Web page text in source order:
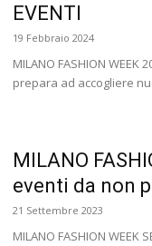
EVENTI
19 Febbraio 2024
MILANO FASHION
prepara ad accogliere
MILANO
eventi da non
21 Settembre 2023
MILANO FASHION